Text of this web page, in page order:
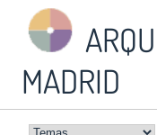
MADRID